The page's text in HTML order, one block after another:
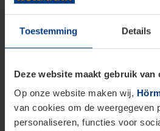
Toestemming Details
Deze website maakt gebruik van
Op onze website maken wij,
van cookies om de weergegeven
personaliseren, functies voor